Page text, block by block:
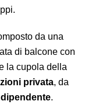
da una
di balcone con
la cupola della
privata, da
.